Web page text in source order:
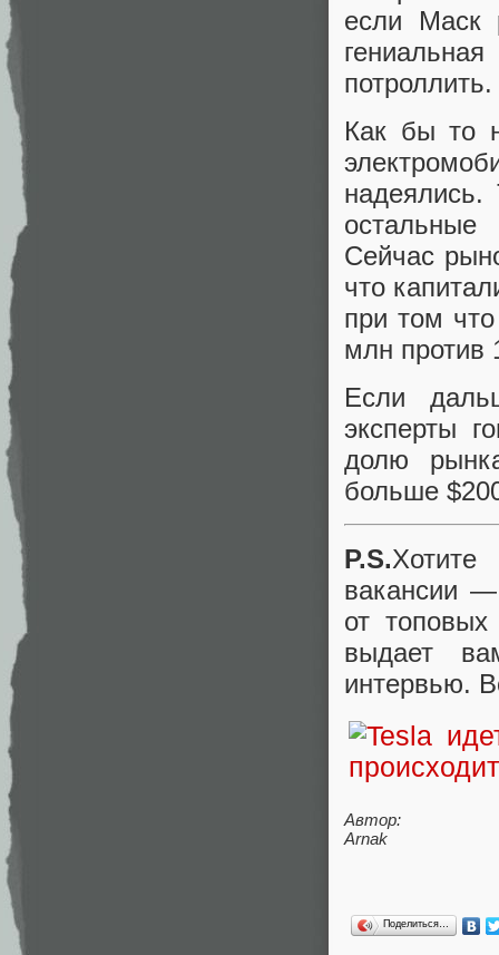
если Маск
потроллить.
Как бы то
Сейчас
что
при том
млн против
Если
эксперты
долю
больше
P.S.
вакансии
от
выдает
интервью.
Автор:
Arnak
Поделиться…